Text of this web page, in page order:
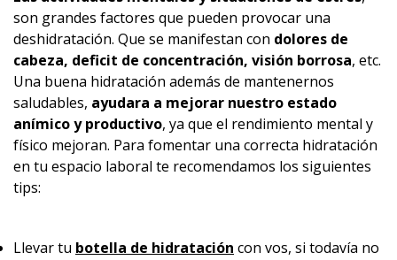
son grandes factores que pueden provocar una
deshidratación. Que se manifestan con dolores de
cabeza, deficit de concentración, visión borrosa, etc.
Una buena hidratación además de mantenernos
saludables, ayudara a mejorar nuestro estado
anímico y productivo, ya que el rendimiento mental y
físico mejoran. Para fomentar una correcta hidratación
en tu espacio laboral te recomendamos los siguientes
tips:
Llevar tu botella de hidratación con vos, si todavía no